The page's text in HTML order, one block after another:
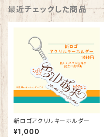
最近チェックした商品
新ロゴアクリルキーホルダー
¥1,000